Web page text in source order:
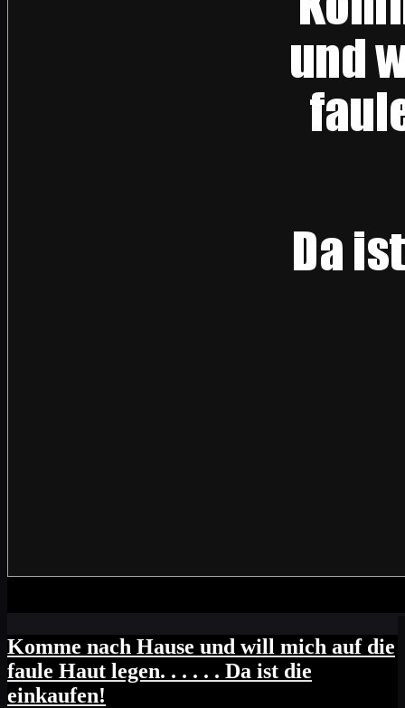
Komme nach Hause und will mich auf die
faule Haut legen. . . . . . Da ist die
einkaufen!